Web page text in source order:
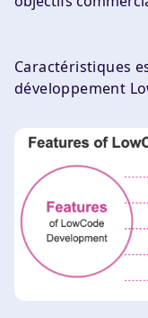
Caractéristiques
développement